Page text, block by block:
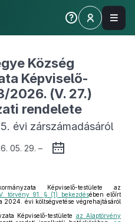
Község
Képviselő-
2026. (V. 27.)
rendelete
évi zárszámadásáról
05. 29. –
Képviselő-testülete az
törvény 91. § (1) bekezdésében előírt
2024. évi költségvetése végrehajtásáról
Képviselő-testülete az Alaptörvény